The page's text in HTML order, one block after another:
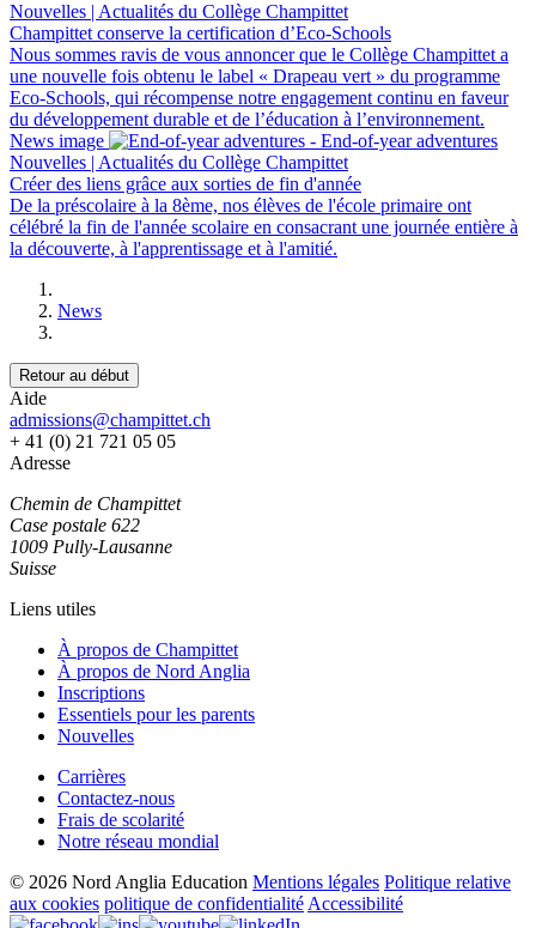
Nouvelles | Actualités du Collège Champittet
Champittet conserve la certification d’Eco-Schools
Nous sommes ravis de vous annoncer que le Collège Champittet a
une nouvelle fois obtenu le label « Drapeau vert » du programme
Eco-Schools, qui récompense notre engagement continu en faveur
du développement durable et de l’éducation à l’environnement.
News image
Nouvelles | Actualités du Collège Champittet
Créer des liens grâce aux sorties de fin d'année
De la préscolaire à la 8ème, nos élèves de l'école primaire ont
célébré la fin de l'année scolaire en consacrant une journée entière à
la découverte, à l'apprentissage et à l'amitié.
News
Retour au début
Aide
admissions@champittet.ch
+ 41 (0) 21 721 05 05
Adresse
Chemin de Champittet
Case postale 622
1009 Pully-Lausanne
Suisse
Liens utiles
À propos de Champittet
À propos de Nord Anglia
Inscriptions
Essentiels pour les parents
Nouvelles
Carrières
Contactez-nous
Frais de scolarité
Notre réseau mondial
© 2026 Nord Anglia Education Mentions légales Politique relative
aux cookies politique de confidentialitéAccessibilité